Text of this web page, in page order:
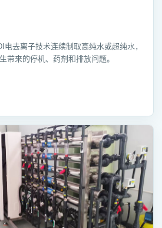
电去离子技术连续制取高纯水或超纯水，
带来的停机、药剂和排放问题。